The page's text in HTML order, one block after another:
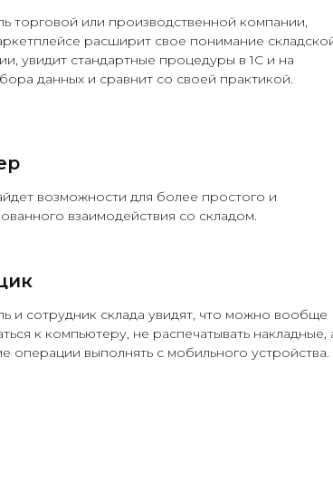
торговой или производственной компании,
расширит свое понимание
увидит стандартные процедуры в 1С и на
данных и сравнит со своей практикой.
возможности для более простого и
взаимодействия со складом.
и сотрудник склада увидят, что можно вообще
к компьютеру, не распечатывать накладные,
операции выполнять с мобильного устройства.